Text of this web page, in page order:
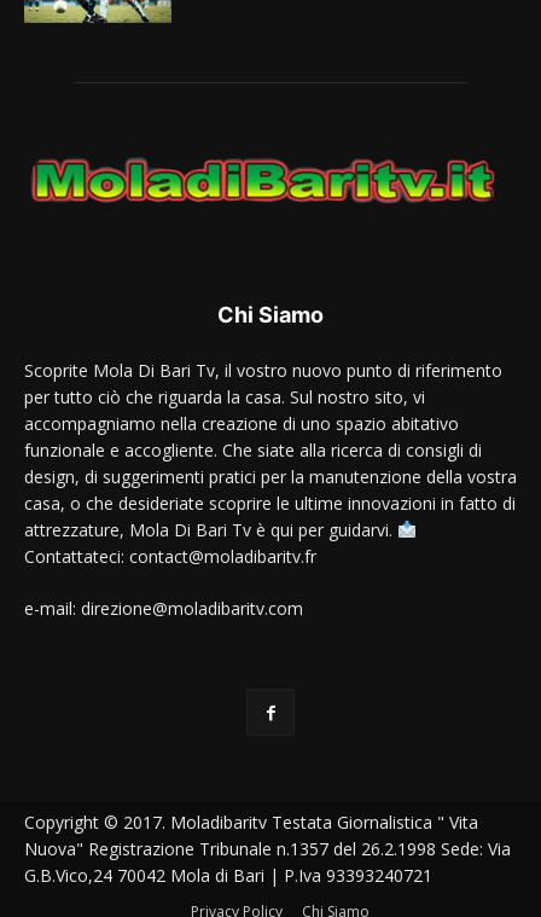
Chi Siamo
Scoprite Mola Di Bari Tv, il vostro nuovo punto di riferimento
per tutto ciò che riguarda la casa. Sul nostro sito, vi
accompagniamo nella creazione di uno spazio abitativo
funzionale e accogliente. Che siate alla ricerca di consigli di
design, di suggerimenti pratici per la manutenzione della vostra
casa, o che desideriate scoprire le ultime innovazioni in fatto di
attrezzature, Mola Di Bari Tv è qui per guidarvi.
Contattateci: contact@moladibaritv.fr
e-mail: direzione@moladibaritv.com
Copyright © 2017. Moladibaritv Testata Giornalistica " Vita
Nuova" Registrazione Tribunale n.1357 del 26.2.1998 Sede: Via
G.B.Vico,24 70042 Mola di Bari | P.Iva 93393240721
Privacy Policy Chi Siamo